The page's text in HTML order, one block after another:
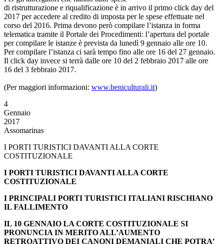
di ristrutturazione e riqualificazione è in arrivo il primo click day del
2017 per accedere al credito di imposta per le spese effettuate nel
corso del 2016. Prima devono però compilare l’istanza in forma
telematica tramite il Portale dei Procedimenti: l’apertura del portale
per compilare le istanze è prevista da lunedì 9 gennaio alle ore 10.
Per compilare l’istanza ci sarà tempo fino alle ore 16 del 27 gennaio.
Il click day invece si terrà dalle ore 10 del 2 febbraio 2017 alle ore
16 del 3 febbraio 2017.
(Per maggiori informazioni: www.beniculturali.it)
4
Gennaio
2017
Assomarinas
I PORTI TURISTICI DAVANTI ALLA CORTE
COSTITUZIONALE
I PORTI TURISTICI DAVANTI ALLA CORTE
COSTITUZIONALE
I PRINCIPALI PORTI TURISTICI ITALIANI RISCHIANO
IL FALLIMENTO
IL 10 GENNAIO LA CORTE COSTITUZIONALE SI
PRONUNCIA IN MERITO ALL’AUMENTO
RETROATTIVO DEI CANONI DEMANIALI CHE POTRA’